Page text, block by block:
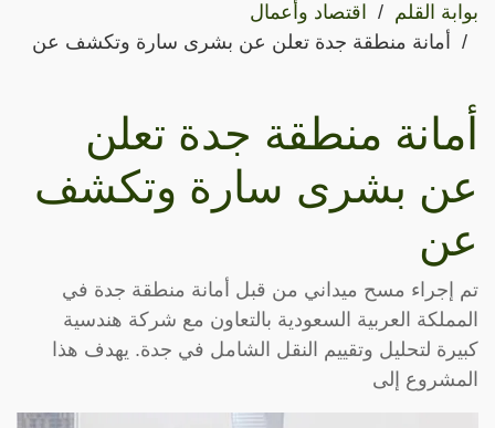
بوابة القلم
اقتصاد وأعمال
أمانة منطقة جدة تعلن عن بشرى سارة وتكشف عن
أمانة منطقة جدة تعلن
عن بشرى سارة وتكشف
عن
تم إجراء مسح ميداني من قبل أمانة منطقة جدة في
المملكة العربية السعودية بالتعاون مع شركة هندسية
كبيرة لتحليل وتقييم النقل الشامل في جدة. يهدف هذا
المشروع إلى